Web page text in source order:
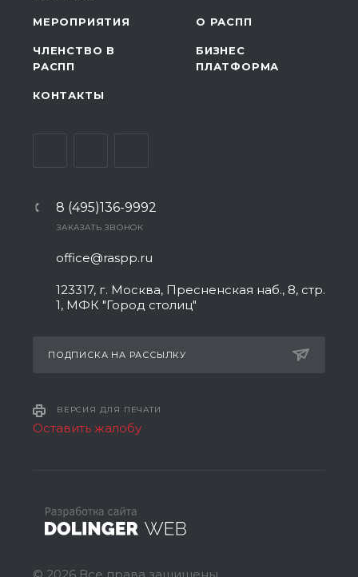
МЕРОПРИЯТИЯ О РАСПП
ЧЛЕНСТВО В
РАСПП
БИЗНЕС
ПЛАТФОРМА
КОНТАКТЫ
8 (495)136-9992
ЗАКАЗАТЬ ЗВОНОК
office@raspp.ru
123317, г. Москва, Пресненская наб., 8, стр.
1, МФК "Город столиц"
ПОДПИСКА НА РАССЫЛКУ
ВЕРСИЯ ДЛЯ ПЕЧАТИ
Оставить жалобу